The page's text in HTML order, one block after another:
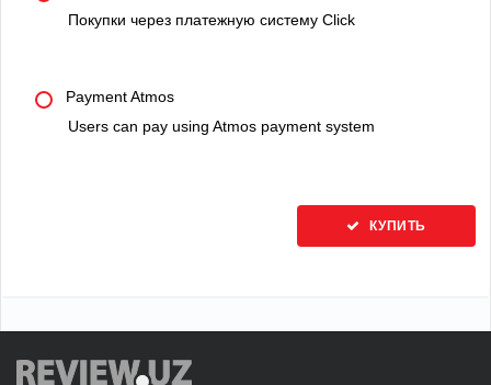
Покупки через платежную систему Click
Payment Atmos
Users can pay using Atmos payment system
КУПИТЬ